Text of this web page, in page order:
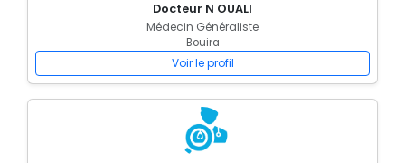
Docteur N OUALI
Médecin Généraliste
Bouira
Voir le profil